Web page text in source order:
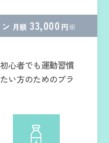
月額 33,000 円※
心者でも運動習慣
い方のためのプラ